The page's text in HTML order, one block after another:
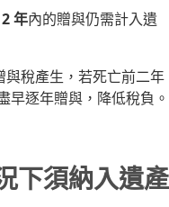
年內的贈與仍需計入遺
稅產生，若死亡前二年
早逐年贈與，降低稅負。
下須納入遺產